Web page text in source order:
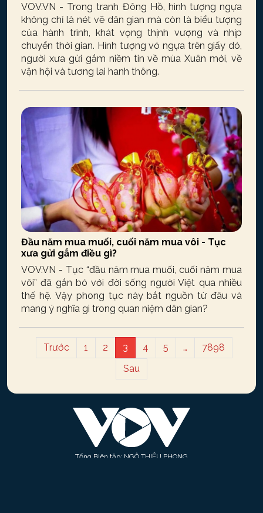
VOV.VN - Trong tranh Đông Hồ, hình tượng ngựa
không chỉ là nét vẽ dân gian mà còn là biểu tượng
của hành trình, khát vọng thịnh vượng và nhịp
chuyển thời gian. Hình tượng vó ngựa trên giấy dó,
người xưa gửi gắm niềm tin về mùa Xuân mới, về
vận hội và tương lai hanh thông.
Đầu năm mua muối, cuối năm mua vôi - Tục
xưa gửi gắm điều gì?
VOV.VN - Tục “đầu năm mua muối, cuối năm mua
vôi” đã gắn bó với đời sống người Việt qua nhiều
thế hệ. Vậy phong tục này bắt nguồn từ đâu và
mang ý nghĩa gì trong quan niệm dân gian?
Trước 1 2 3 4 5 …
7898
Sau
Tổng Biên tập: NGÔ THIỆU PHONG